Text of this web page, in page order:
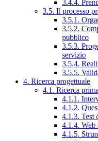
3.4.4.
3.5. Il processo
3.5.1.
3.5.2.
pubblico
3.5.3.
servizio
3.5.4.
3.5.5.
4. Ricerca progettuale
4.1. Ricerca
4.1.1.
4.1.2.
4.1.3. Test
4.1.4. Web
4.1.5.